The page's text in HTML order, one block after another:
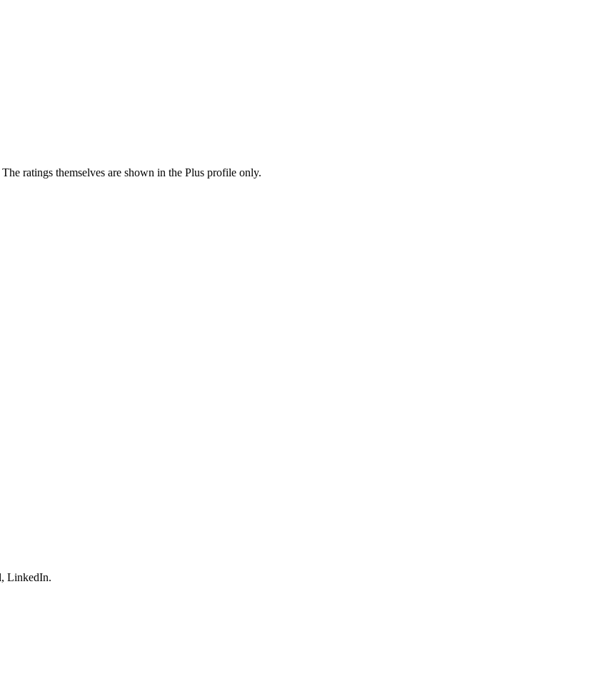
ratings themselves are shown in the Plus profile only.
LinkedIn.